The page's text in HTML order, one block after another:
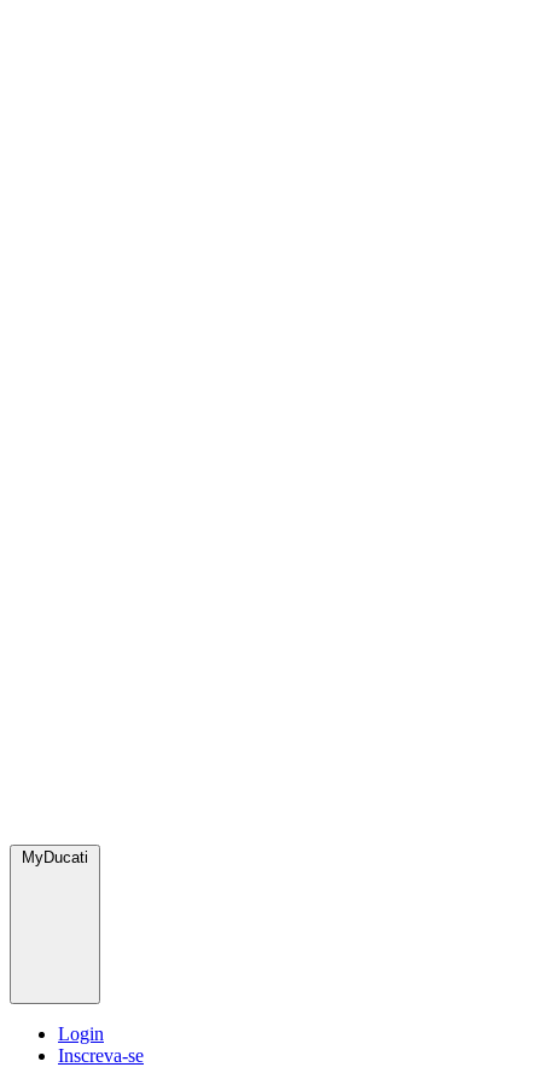
MyDucati
Login
Inscreva-se